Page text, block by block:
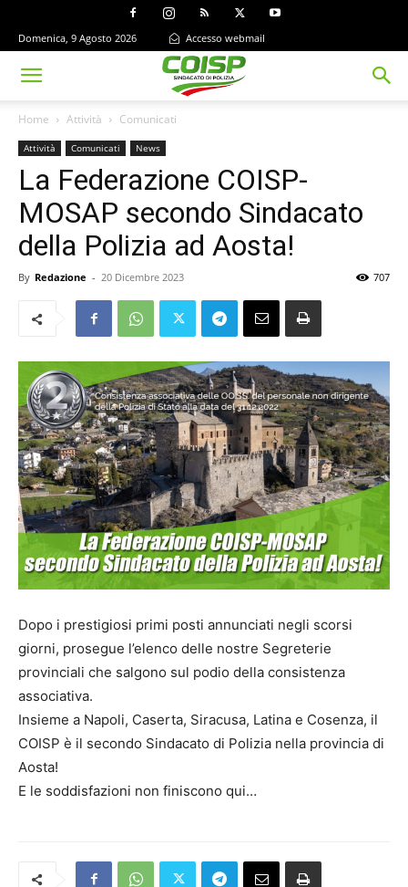
Domenica, 9 Agosto 2026 Accesso webmail
Home Attività Comunicati
Attività Comunicati News
La Federazione COISP-
MOSAP secondo Sindacato
della Polizia ad Aosta!
By Redazione - 20 Dicembre 2023 707
Dopo i prestigiosi primi posti annunciati negli scorsi
giorni, prosegue l’elenco delle nostre Segreterie
provinciali che salgono sul podio della consistenza
associativa.
Insieme a Napoli, Caserta, Siracusa, Latina e Cosenza, il
COISP è il secondo Sindacato di Polizia nella provincia di
Aosta!
E le soddisfazioni non finiscono qui…